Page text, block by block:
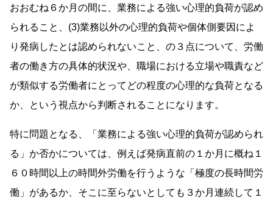
おおむね６か月の間に、業務による強い心理的負荷が認め
られること、(3)業務以外の心理的負荷や個体側要因によ
り発病したとは認められないこと、の３点について、労働
者の働き方の具体的状況や、職場における立場や職責など
が類似する労働者にとってどの程度の心理的な負荷となる
か、という視点から判断されることになります。
特に問題となる、「業務による強い心理的負荷が認められ
る」か否かについては、例えば発病直前の１か月に概ね１
６０時間以上の時間外労働を行うような「極度の長時間労
働」があるか、そこに至らないとしても３か月連続して１